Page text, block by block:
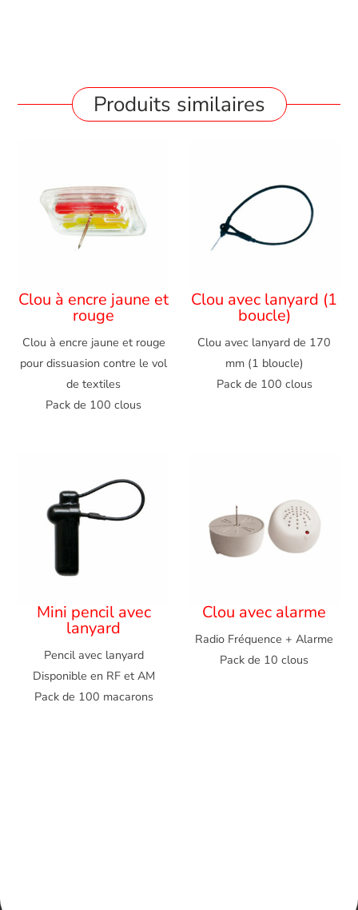
Produits similaires
Clou à encre jaune et
rouge
Clou à encre jaune et rouge
pour dissuasion contre le vol
de textiles
Pack de 100 clous
Clou avec lanyard (1
boucle)
Clou avec lanyard de 170
mm (1 bloucle)
Pack de 100 clous
Mini pencil avec
lanyard
Pencil avec lanyard
Disponible en RF et AM
Pack de 100 macarons
Clou avec alarme
Radio Fréquence + Alarme
Pack de 10 clous